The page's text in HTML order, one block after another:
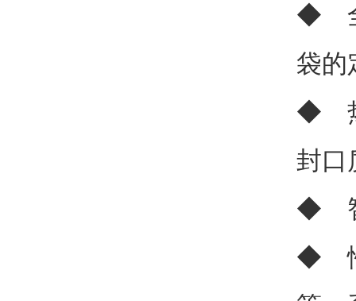
◆ 全
袋的
◆ 热
封口
◆ 智
◆ 性